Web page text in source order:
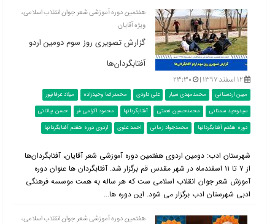
هفتمین دوره آموزشی شعر جوان انقلاب اسلامی،
ویژه آقایان
گزارش تصویری روز سوم دومین اردو
آفتابگردان‌ها
۱۲ اسفند ۱۳۹۷ | ۲۳:۳۰
مبین اردستانی محمدمهدی سیار علی داودی محمدرضا وحیدزاده
میلاد عرفانپور
سیدوحید سمنانی
محمدحسین نعمتی آفتابگردانها محمود اکرامی فر
حسن بیاتانی
دوره هفتم آفتابگردانها
محمدجواد زمانی احمد علوی اردوی دوره هفتم آفتابگردانها
شهرستان ادب: دومین اردوی هفتمین دوره آموزشی شعر آقایان، آفتابگردان‌ها
از ۷ تا ۱۱ اسفندماه در شهر مقدس قم برگزار شد. آفتابگردان ها عنوان دوره
آموزش شعر جوان انقلاب اسلامی ست که هر ساله به همت موسسه فرهنگی
ادبی شهرستان ادب برگزار می شود. این دوره ها...
هفتمین دوره آموزشی شعر جوان انقلاب اسلامی،